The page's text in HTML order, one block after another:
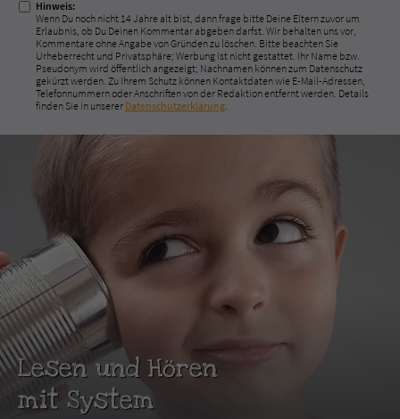
Hinweis:
Wenn Du noch nicht 14 Jahre alt bist, dann frage bitte Deine Eltern zuvor um
Erlaubnis, ob Du Deinen Kommentar abgeben darfst. Wir behalten uns vor,
Kommentare ohne Angabe von Gründen zu löschen. Bitte beachten Sie
Urheberrecht und Privatsphäre; Werbung ist nicht gestattet. Ihr Name bzw.
Pseudonym wird öffentlich angezeigt; Nachnamen können zum Datenschutz
gekürzt werden. Zu Ihrem Schutz können Kontaktdaten wie E-Mail-Adressen,
Telefonnummern oder Anschriften von der Redaktion entfernt werden. Details
finden Sie in unserer Datenschutzerklärung.
Lesen und Hören
mit System